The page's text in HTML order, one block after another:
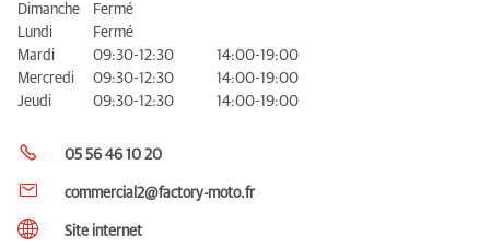
Dimanche
Fermé
Lundi
Fermé
Mardi
09:30-12:30
14:00-19:00
Mercredi
09:30-12:30
14:00-19:00
Jeudi
09:30-12:30 14:00-19:00
05 56 46 10 20
commercial2@factory-moto.fr
Site internet